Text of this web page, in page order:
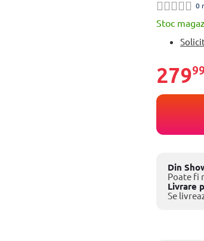
0
Stoc
27999
Din
Poate fi
Livrare
Se